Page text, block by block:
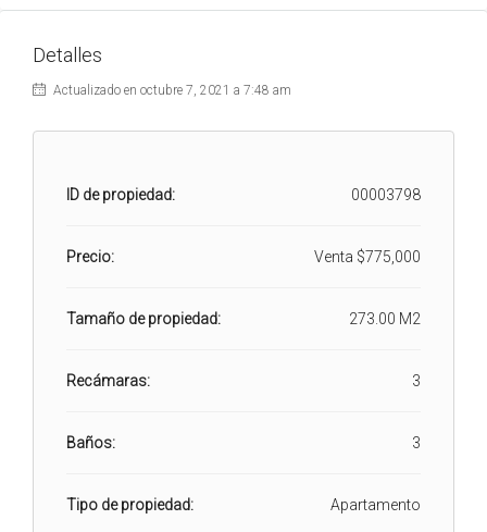
Detalles
Actualizado en octubre 7, 2021 a 7:48 am
ID de propiedad: 00003798
Precio: Venta $775,000
Tamaño de propiedad: 273.00 M2
Recámaras: 3
Baños: 3
Tipo de propiedad: Apartamento